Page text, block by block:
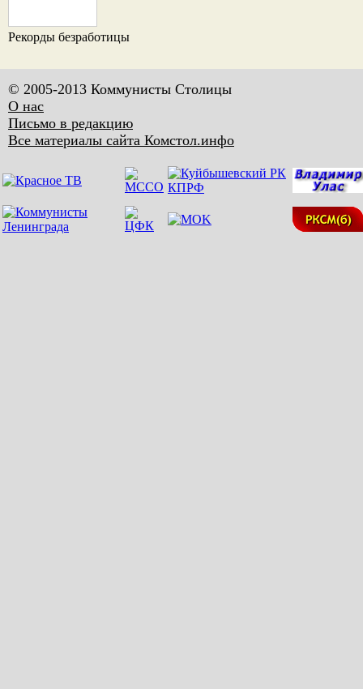
Рекорды безработицы
© 2005-2013 Коммунисты Столицы
О нас
Письмо в редакцию
Все материалы сайта Комстол.инфо